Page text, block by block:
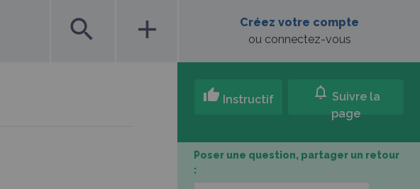
search add
Créez votre compte
ou connectez-vous
thumb_up Instructif notifications Suivre la
page
Poser une question, partager un retour
: